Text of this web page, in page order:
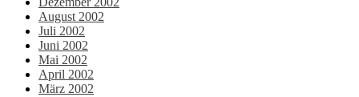
August 2002
Juli 2002
Juni 2002
Mai 2002
April 2002
März 2002